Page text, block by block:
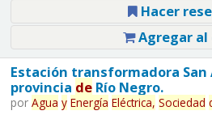
Hacer
Agregar
Estación transformadora
provincia deRío Negro.
por Agua y Energía Eléctrica, Sociedad